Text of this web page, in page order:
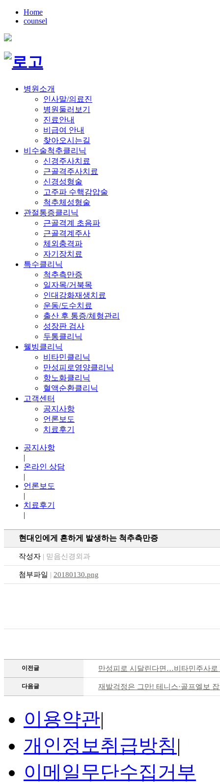
Home
counsel
병원소개
인사말/의료진
병원둘러보기
진료안내
비급여 안내
찾아오시는길
비수술척추클리닉
신경주사치료
근골격주사치료
신경성형술
고주파 수핵감압술
척추체성형술
관절통증클리닉
근골격계 초음파
근골격계주사
체외충격파
자기장치료
특수클리닉
척추측만증
일자목/거북목
인대강화재생치료
운동/도수치료
출산 후 통증/체형관리
성장판 검사
두통클리닉
웰빙클리닉
비타민클리닉
만성피로영양클리닉
항노화클리닉
혈액순환클리닉
고객센터
공지사항
언론보도
치료후기
공지사항
|
온라인 상담
|
언론보도
|
치료후기
|
현대인에게 흔하게 발생하는 척추측만증
작성자 | 믿음신경외과
첨부파일 | 20180130.png
이전글 만성피로 시달린다면…비타민주사로
다음글 재발걱정은 그만! 테니스·골프엘보
이용약관|
개인정보취급방침 |
이메일무단수집거부